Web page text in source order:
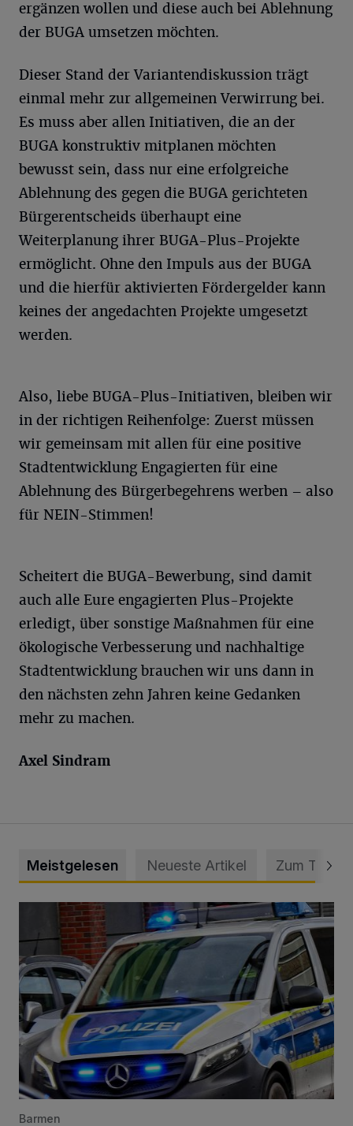
ergänzen wollen und diese auch bei Ablehnung
der BUGA umsetzen möchten.
Dieser Stand der Variantendiskussion trägt
einmal mehr zur allgemeinen Verwirrung bei.
Es muss aber allen Initiativen, die an der
BUGA konstruktiv mitplanen möchten
bewusst sein, dass nur eine erfolgreiche
Ablehnung des gegen die BUGA gerichteten
Bürgerentscheids überhaupt eine
Weiterplanung ihrer BUGA-Plus-Projekte
ermöglicht. Ohne den Impuls aus der BUGA
und die hierfür aktivierten Fördergelder kann
keines der angedachten Projekte umgesetzt
werden.
Also, liebe BUGA-Plus-Initiativen, bleiben wir
in der richtigen Reihenfolge: Zuerst müssen
wir gemeinsam mit allen für eine positive
Stadtentwicklung Engagierten für eine
Ablehnung des Bürgerbegehrens werben – also
für NEIN-Stimmen!
Scheitert die BUGA-Bewerbung, sind damit
auch alle Eure engagierten Plus-Projekte
erledigt, über sonstige Maßnahmen für eine
ökologische Verbesserung und nachhaltige
Stadtentwicklung brauchen wir uns dann in
den nächsten zehn Jahren keine Gedanken
mehr zu machen.
Axel Sindram
Meistgelesen Neueste Artikel Zum Thema
Mann beschädigt Autos in Parkhaus
Barmen